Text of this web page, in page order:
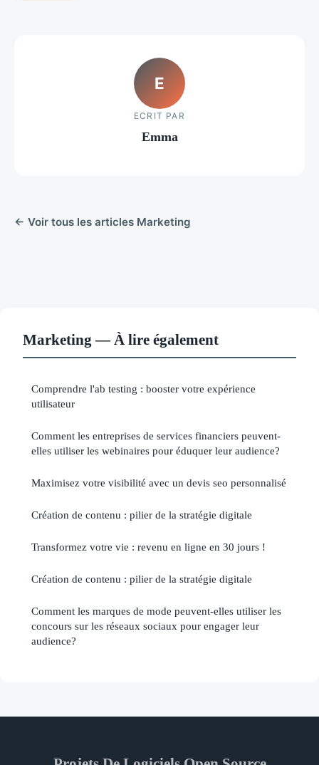
E
ECRIT PAR
Emma
← Voir tous les articles Marketing
Marketing — À lire également
Comprendre l'ab testing : booster votre expérience
utilisateur
Comment les entreprises de services financiers peuvent-
elles utiliser les webinaires pour éduquer leur audience?
Maximisez votre visibilité avec un devis seo personnalisé
Création de contenu : pilier de la stratégie digitale
Transformez votre vie : revenu en ligne en 30 jours !
Création de contenu : pilier de la stratégie digitale
Comment les marques de mode peuvent-elles utiliser les
concours sur les réseaux sociaux pour engager leur
audience?